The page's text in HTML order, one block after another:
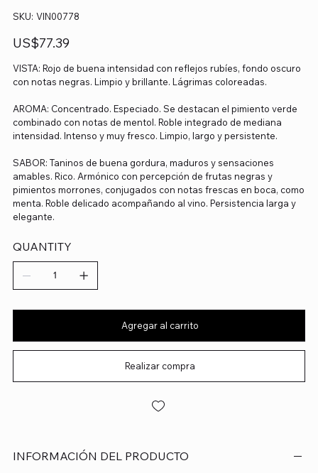
SKU: SKU
VIN00778
VIN00778
Precio
US$77.39
VISTA: Rojo de buena intensidad con reflejos rubíes, fondo oscuro
con notas negras. Limpio y brillante. Lágrimas coloreadas.
AROMA: Concentrado. Especiado. Se destacan el pimiento verde
combinado con notas de mentol. Roble integrado de mediana
intensidad. Intenso y muy fresco. Limpio, largo y persistente.
SABOR: Taninos de buena gordura, maduros y sensaciones
amables. Rico. Armónico con percepción de frutas negras y
pimientos morrones, conjugados con notas frescas en boca, como
menta. Roble delicado acompañando al vino. Persistencia larga y
elegante.
QUANTITY
Agregar al carrito
Realizar compra
INFORMACIÓN DEL PRODUCTO